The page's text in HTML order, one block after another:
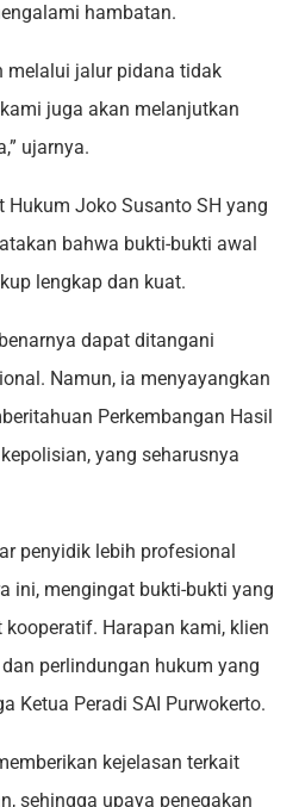
hambatan.
melalui jalur pidana tidak
juga akan melanjutkan
ujarnya.
Hukum Joko Susanto SH yang
bahwa bukti-bukti awal
lengkap dan kuat.
dapat ditangani
Namun, ia menyayangkan
Perkembangan Hasil
yang seharusnya
penyidik lebih profesional
ini, mengingat bukti-bukti yang
Harapan kami, klien
perlindungan hukum yang
Ketua Peradi SAI Purwokerto.
kejelasan terkait
sehingga upaya penegakan